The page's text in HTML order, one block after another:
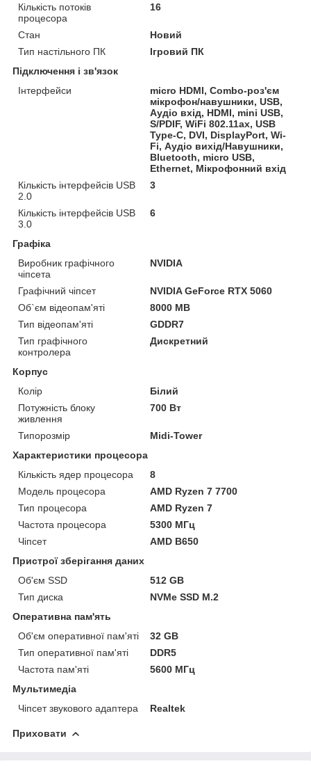
Кількість потоків
процесора
16
Стан
Новий
Тип настільного ПК
Ігровий ПК
Підключення і зв'язок
Інтерфейси
micro HDMI, Combo-роз'єм
мікрофон/навушники, USB,
Аудіо вхід, HDMI, mini USB,
S/PDIF, WiFi 802.11ax, USB
Type-C, DVI, DisplayPort, Wi-
Fi, Аудіо вихід/Навушники,
Bluetooth, micro USB,
Ethernet, Мікрофонний вхід
Кількість інтерфейсів USB
2.0
3
Кількість інтерфейсів USB
3.0
6
Графіка
Виробник графічного
чіпсета
NVIDIA
Графічний чіпсет
NVIDIA GeForce RTX 5060
Об`єм відеопам'яті
8000 MB
Тип відеопам'яті
GDDR7
Тип графічного
контролера
Дискретний
Корпус
Колір
Білий
Потужність блоку
живлення
700 Вт
Типорозмір
Midi-Tower
Характеристики процесора
Кількість ядер процесора
8
Модель процесора
AMD Ryzen 7 7700
Тип процесора
AMD Ryzen 7
Частота процесора
5300 МГц
Чіпсет
AMD B650
Пристрої зберігання даних
Об'єм SSD
512 GB
Тип диска
NVMe SSD M.2
Оперативна пам'ять
Об'єм оперативної пам'яті
32 GB
Тип оперативної пам'яті
DDR5
Частота пам'яті
5600 МГц
Мультимедіа
Чіпсет звукового адаптера
Realtek
Приховати